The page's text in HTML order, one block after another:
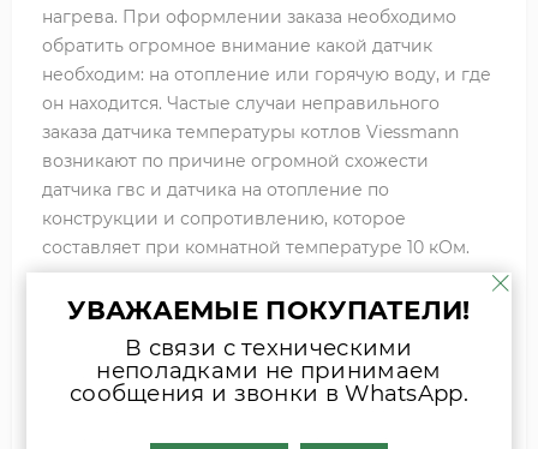
нагрева. При оформлении заказа необходимо
обратить огромное внимание какой датчик
необходим: на отопление или горячую воду, и где
он находится. Частые случаи неправильного
заказа датчика температуры котлов Viessmann
возникают по причине огромной схожести
датчика гвс и датчика на отопление по
конструкции и сопротивлению, которое
составляет при комнатной температуре 10 кОм.
температуры: во-первых это место монтирования
и конструктивные размеры датчиков. Датчик
температуры горячей воды котлов Viessmann
Vitopend 100 WH1D значительно длиннее, его
длина 67 мм. На чертеже показаны размеры
УВАЖАЕМЫЕ ПОКУПАТЕЛИ!
В связи с техническими
неполадками не принимаем
сообщения и звонки в WhatsApp.